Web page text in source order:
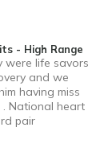
- High Range
were life savors
and we
having miss
National heart
pair